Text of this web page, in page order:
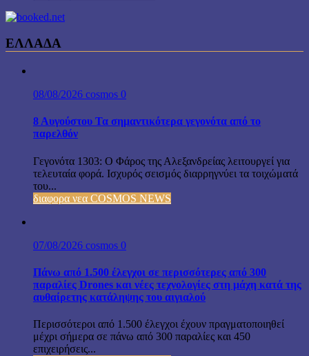
ΕΛΛΑΔΑ
08/08/2026 cosmos 0
8 Αυγούστου Τα σημαντικότερα γεγονότα από το
παρελθόν
Γεγονότα 1303: Ο Φάρος της Αλεξανδρείας λειτουργεί για
τελευταία φορά. Ισχυρός σεισμός διαρρηγνύει τα τοιχώματά
του...
διαφορα νεα COSMOS NEWS
07/08/2026 cosmos 0
Πάνω από 1.500 έλεγχοι σε περισσότερες από 300
παραλίες Drones και νέες τεχνολογίες στη μάχη κατά της
αυθαίρετης κατάληψης του αιγιαλού
Περισσότεροι από 1.500 έλεγχοι έχουν πραγματοποιηθεί
μέχρι σήμερα σε πάνω από 300 παραλίες και 450
επιχειρήσεις...